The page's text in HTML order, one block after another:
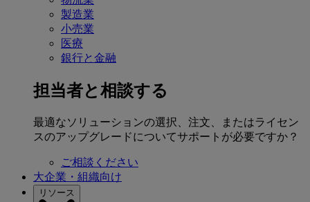
製造業
小売業
医療
銀行と金融
担当者と相談する
最適なソリューションの選択、注文、またはライセン
スのアップグレードについてサポートが必要ですか？
ご相談ください
大企業・組織向け
リソース